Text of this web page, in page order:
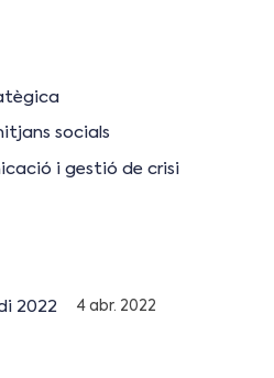
socials
i gestió de crisi
2022
4 abr. 2022